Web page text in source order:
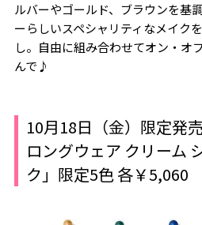
ルバーやゴールド、ブラウンを基
ーらしいスペシャリティなメイク
し。自由に組み合わせてオン・オ
んで♪
10月18日（金）限定発
ロングウェア クリーム
ク」限定5色 各￥5,060